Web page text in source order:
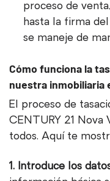
proceso de
hasta la firma
se maneje de
Cómo funciona la
nuestra inmobiliaria
El proceso de
CENTURY 21 Nova
todos. Aquí te
1. Introduce los